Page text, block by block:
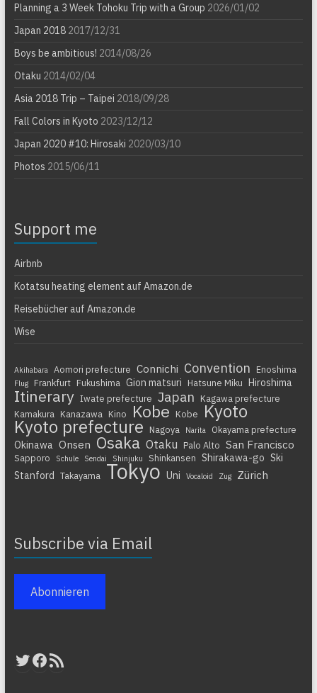
Planning a 3 Week Tohoku Trip with a Group 2026/01/02
Japan 20182017/12/31
Boys be ambitious! 2014/08/26
Otaku 2014/02/04
Asia 2018 Trip – Taipei 2018/09/28
Fall Colors in Kyoto 2023/12/12
Japan 2020 #10: Hirosaki 2020/03/10
Photos 2015/06/11
Support me
Airbnb
Kotatsu heating element auf Amazon.de
Reisebücher auf Amazon.de
Wise
Akihabara Aomori prefecture Connichi Convention Enoshima
Flug Frankfurt Fukushima Gion matsuri Hatsune Miku Hiroshima
Itinerary Iwate prefecture Japan
Kagawa prefecture
Kamakura
Kanazawa Kino Kobe Kobe Kyoto
Kyoto prefecture Nagoya Narita Okayama prefecture
Okinawa Onsen Osaka Otaku Palo Alto San Francisco
Sapporo Schule Sendai Shinjuku Shinkansen Shirakawa-go Ski
Stanford Takayama Tokyo Uni Vocaloid Zug Zürich
Subscribe via Email
Abonnieren
Twitter
Facebook
RSS-Feed